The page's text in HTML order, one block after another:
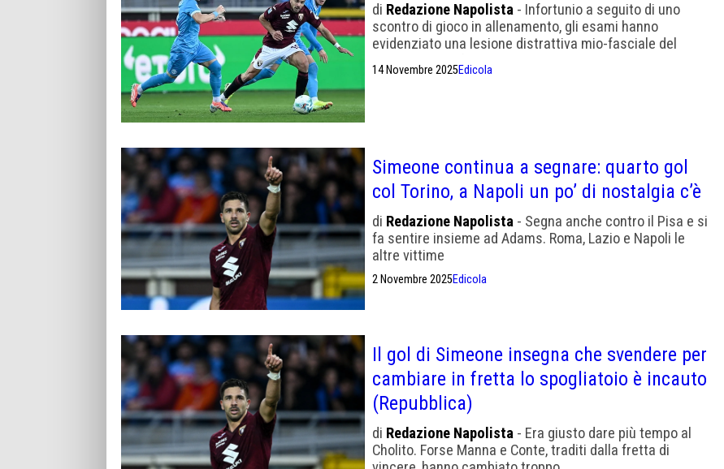
di Redazione Napolista - Infortunio a seguito di uno
scontro di gioco in allenamento, gli esami hanno
evidenziato una lesione distrattiva mio-fasciale del
muscolo retto femorale della coscia sinistra.
14 Novembre 2025Edicola
Simeone continua a segnare: quarto gol
col Torino, a Napoli un po’ di nostalgia c’è
di Redazione Napolista - Segna anche contro il Pisa e si
fa sentire insieme ad Adams. Roma, Lazio e Napoli le
altre vittime
2 Novembre 2025Edicola
Il gol di Simeone insegna che svendere per
cambiare in fretta lo spogliatoio è incauto
(Repubblica)
di Redazione Napolista - Era giusto dare più tempo al
Cholito. Forse Manna e Conte, traditi dalla fretta di